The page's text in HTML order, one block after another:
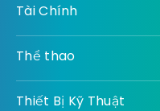
Tài Chính
Thể thao
Thiết Bị Kỹ Thuật